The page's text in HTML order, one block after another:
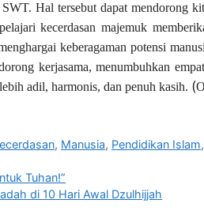
Hal tersebut dapat mendorong
kecerdasan majemuk
keberagaman potensi
kerjasama, menumbuhkan
adil, harmonis, dan penuh kasih. (
, Manusia, Pendidikan Islam,
Tuhan!”
di 10 Hari Awal Dzulhijjah